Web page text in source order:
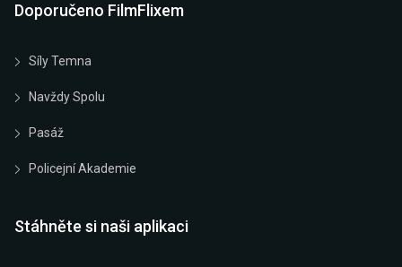
Doporučeno FilmFlixem
Síly Temna
Navždy Spolu
Pasáž
Policejní Akademie
Stáhněte si naši aplikaci